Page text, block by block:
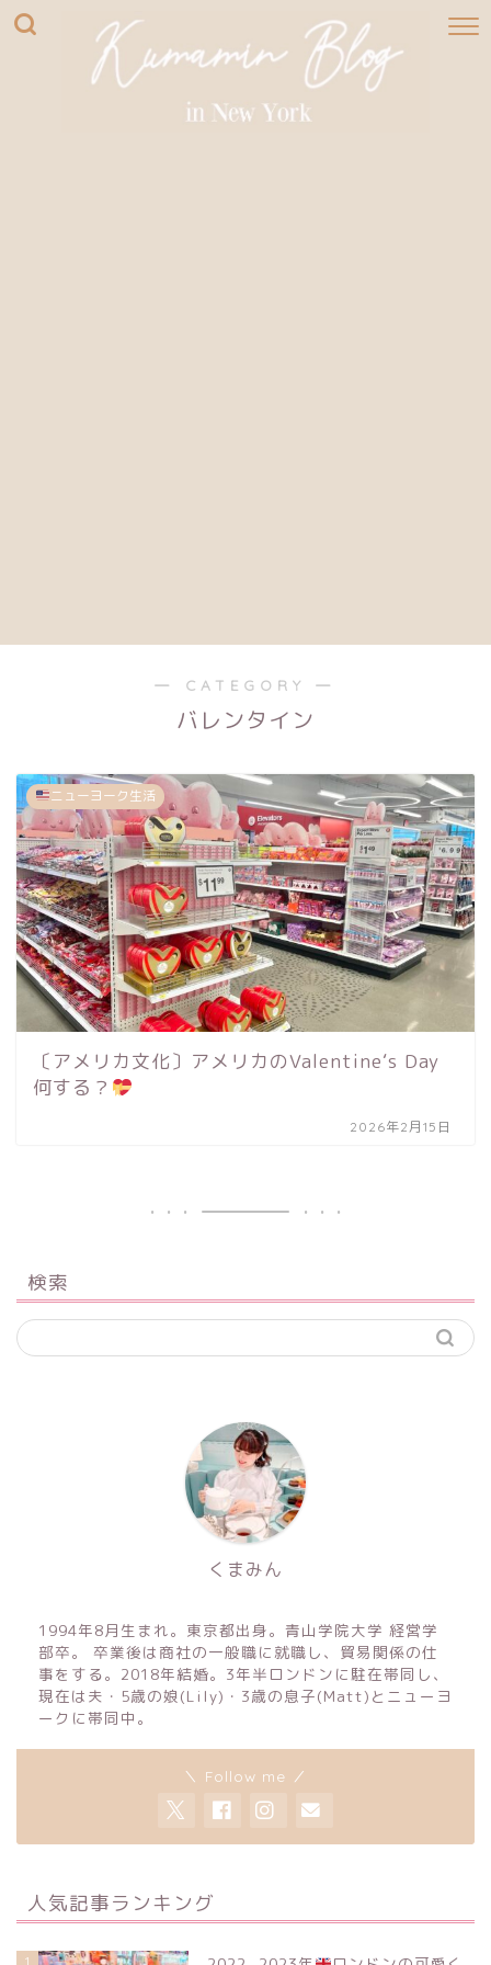
― CATEGORY ―
バレンタイン
ニューヨーク生活
〔アメリカ文化〕アメリカのValentine‘s Day
何する？
2026年2月15日
検索
くまみん
1994年8月生まれ。東京都出身。青山学院大学 経営学
部卒。 卒業後は商社の一般職に就職し、貿易関係の仕
事をする。2018年結婚。3年半ロンドンに駐在帯同し、
現在は夫・5歳の娘(Lily)・3歳の息子(Matt)とニューヨ
ークに帯同中。
＼ Follow me ／
人気記事ランキング
1